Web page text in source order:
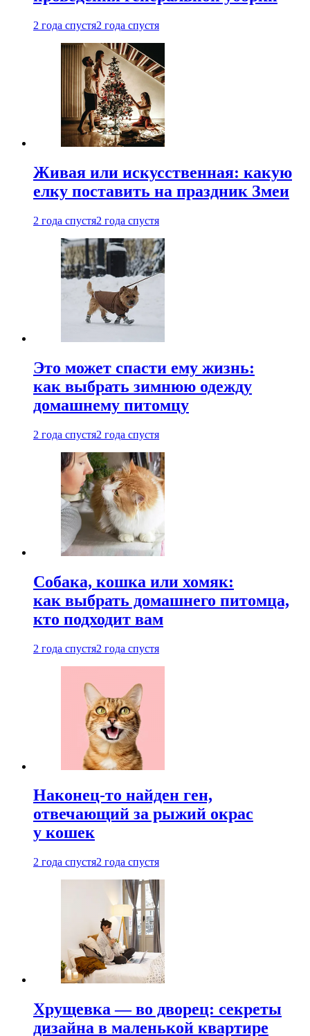
2 года спустя2 года спустя
Живая или искусственная: какую
елку поставить на праздник Змеи
2 года спустя2 года спустя
Это может спасти ему жизнь:
как выбрать зимнюю одежду
домашнему питомцу
2 года спустя2 года спустя
Собака, кошка или хомяк:
как выбрать домашнего питомца,
кто подходит вам
2 года спустя2 года спустя
Наконец-то найден ген,
отвечающий за рыжий окрас
у кошек
2 года спустя2 года спустя
Хрущевка — во дворец: секреты
дизайна в маленькой квартире